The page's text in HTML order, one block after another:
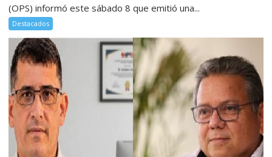
(OPS) informó este sábado 8 que emitió una...
Destacados